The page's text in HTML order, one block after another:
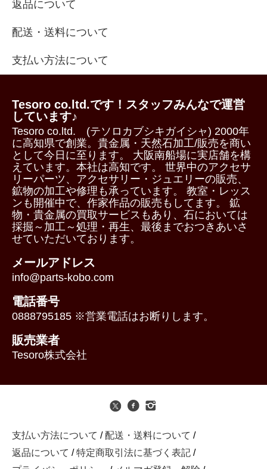
返品について
配送・送料について
支払い方法について
Tesoro co.ltd.です！スタッフみんなで運営
しています♪
Tesoro co.ltd. (テソロカブシキガイシャ) 2000年
に高知県で創業。貴金属・天然石加工/販売を商い
として今日に至ります。 大阪南船場に実店舗を構
えています。本社は高知です。 世界中のアクセサ
リーパーツ、アクセサリー・ジュエリーの販売、
鉱物の加工や修理も承っています。 教室・レッス
ンも開催中で、作家作品の販売もしてます。 鉱
物・貴金属の買取サービスもあり、石においては
採掘～加工～処理・再生、最後までおつきあいさ
せていただいております。
メールアドレス
info@parts-kobo.com
電話番号
0888795185 ※営業電話はお断りします。
販売業者
Tesoro株式会社
支払い方法について / 配送・送料について /
返品について / 特定商取引法に基づく表記 /